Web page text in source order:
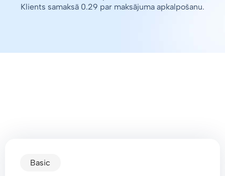
Klients samaksā 0.29 par maksājuma apkalpošanu.
Basic